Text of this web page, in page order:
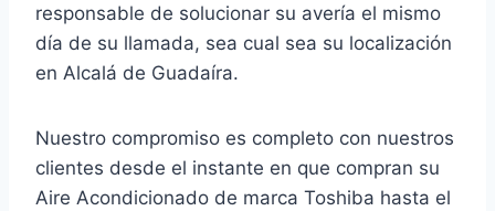
responsable de solucionar su avería el mismo
día de su llamada, sea cual sea su localización
en Alcalá de Guadaíra.
Nuestro compromiso es completo con nuestros
clientes desde el instante en que compran su
Aire Acondicionado de marca Toshiba hasta el